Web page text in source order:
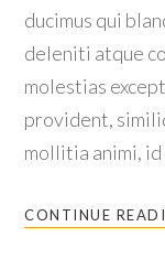
ducimus qui
deleniti atque
molestias
provident,
mollitia animi,
CONTINUE